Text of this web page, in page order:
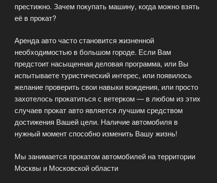
престижно. Зачем покупать машину, когда можно взять
её в прокат?
Аренда авто часто становится жизненной
необходимостью в большом городе. Если Вам
предстоит насыщенная деловая программа, или Вы
испытываете туристический интерес, или появилось
желание проверить свои навыки вождения, или просто
захотелось прокатиться с ветерком — в любом из этих
случаев прокат авто является лучшим средством
достижения Вашей цели. Наличие автомобиля в
нужный момент способно изменить Вашу жизнь!
Мы занимается прокатом автомобилей на территории
Москвы и Московской области